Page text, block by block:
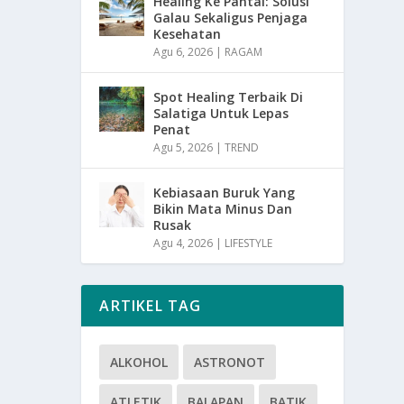
Galau Sekaligus Penjaga
Kesehatan
Agu 6, 2026 | RAGAM
Spot Healing Terbaik Di
Salatiga Untuk Lepas
Penat
Agu 5, 2026 |TREND
Kebiasaan Buruk Yang
Bikin Mata Minus Dan
Rusak
Agu 4, 2026 | LIFESTYLE
ARTIKEL TAG
ALKOHOL ASTRONOT